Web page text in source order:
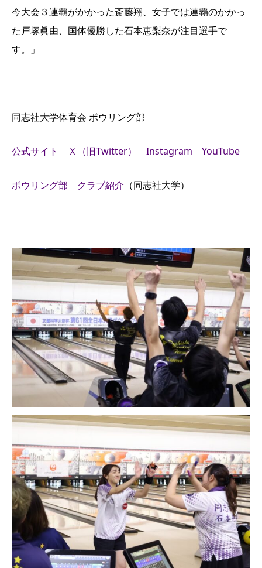
今大会３連覇がかかった斎藤翔、女子では連覇のかかっ
た戸塚眞由、国体優勝した石本恵梨奈が注目選手で
す。」
同志社大学体育会 ボウリング部
公式サイト Ｘ（旧Twitter） Instagram YouTube
ボウリング部 クラブ紹介 （同志社大学）